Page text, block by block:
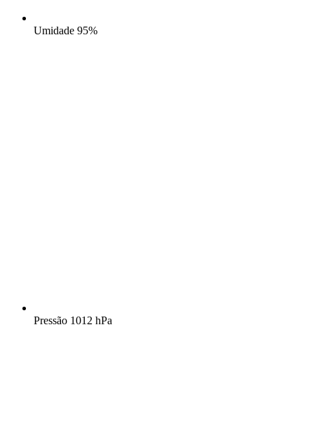
Umidade 95%
Pressão 1012 hPa